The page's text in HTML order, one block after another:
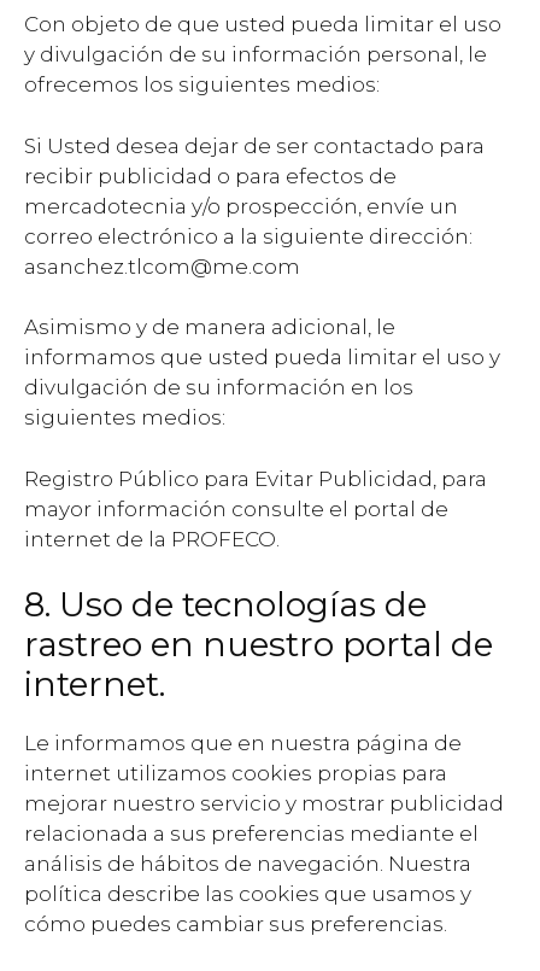
Con objeto de que usted pueda limitar el uso
y divulgación de su información personal, le
ofrecemos los siguientes medios:
Si Usted desea dejar de ser contactado para
recibir publicidad o para efectos de
mercadotecnia y/o prospección, envíe un
correo electrónico a la siguiente dirección:
asanchez.tlcom@me.com
Asimismo y de manera adicional, le
informamos que usted pueda limitar el uso y
divulgación de su información en los
siguientes medios:
Registro Público para Evitar Publicidad, para
mayor información consulte el portal de
internet de la PROFECO.
8. Uso de tecnologías de
rastreo en nuestro portal de
internet.
Le informamos que en nuestra página de
internet utilizamos cookies propias para
mejorar nuestro servicio y mostrar publicidad
relacionada a sus preferencias mediante el
análisis de hábitos de navegación. Nuestra
política describe las cookies que usamos y
cómo puedes cambiar sus preferencias.